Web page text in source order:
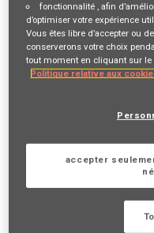
êtes plutôtBtoBque BtoC ?
La fibrecommerciale et le
vos qualités ? Nous
Devenir Agent général en
progrès humain en
protéger les salariés
et
C’est également bâtir
bénéficiant de
fonctionnalité , afin
d’optimiser votre expérience
Vous êtes libre d’accepter ou
conserverons votre choix
tout moment en cliquant sur le
Politique relative aux
accepter